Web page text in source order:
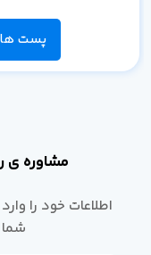
پست ها
مشاوره ی
اطلاعات خود را